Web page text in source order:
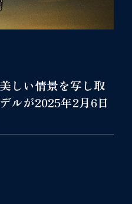
しい情景を写し取
ルが2025年2月6日